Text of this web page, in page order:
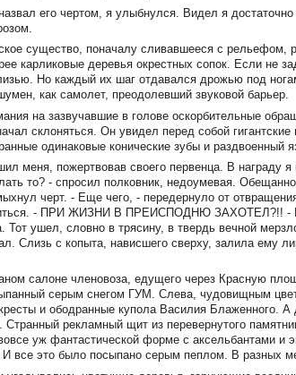
его чертом, я улыбнулся. Видел я
существо, поначалу сливавшееся с рельефом,
карликовые деревья окрестных сопок. Если не
Но каждый их шаг отдавался дрожью под
как самолет, преодолевший звуковой барьер.
на зазвучавшие в голове оскорбительные
склоняться. Он увидел перед собой
одинаковые конические зубы и раздвоенный
меня, пожертвовав своего первенца. В награду
то? - спросил полковник, недоумевая.
черт. - Еще чего, - передернуло от отвращения
- ПРИ ЖИЗНИ В ПРЕИСПОДНЮ ЗАХОТЕЛ?!! -
Тот ушел, словно в трясину, в твердь вечной
Слизь с копыта, нависшего сверху, залила ему
салоне членовоза, едущего через Красную
серым снегом ГУМ. Слева, чудовищным
и ободранные купола Василия Блаженного.
рекламный щит из перевернутого
уж фантастической форме с аксельбантами
все это было посыпано серым пеплом. В разных